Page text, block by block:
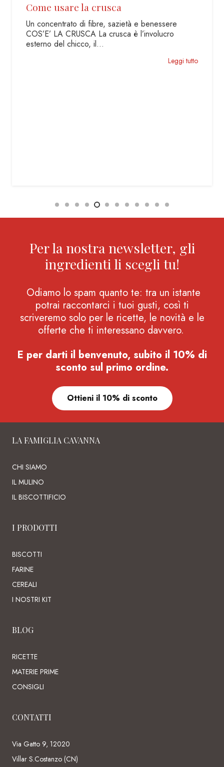
Cheesecake Cotta
Ricotta
La ricetta con biscotti mela e farro e
frutti di bosco Un buon motivo per
Per la nostra newsletter, gli
ingredienti li scegli tu!
Odiamo lo spam quanto te: tra un istante
potrai raccontarci i tuoi gusti, così ti
scriveremo solo per le ricette, le novità e le
offerte che ti interessano davvero.
E per darti il benvenuto, subito il 10% di
sconto sul primo ordine.
Ottieni il 10% di sconto
LA FAMIGLIA CAVANNA
CHI SIAMO
IL MULINO
IL BISCOTTIFICIO
I PRODOTTI
BISCOTTI
FARINE
CEREALI
I NOSTRI KIT
BLOG
RICETTE
MATERIE PRIME
CONSIGLI
CONTATTI
Via Gatto 9, 12020
Villar S.Costanzo (CN)